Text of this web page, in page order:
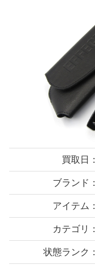
買取日：
ブランド：
アイテム：
カテゴリ：
状態ランク：